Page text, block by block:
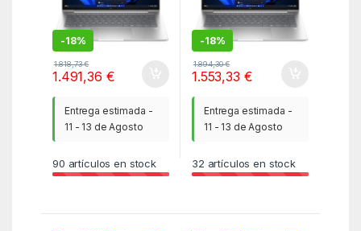
-18%
1.818,73€
1.491,36 €
Entrega estimada -
11 - 13 de Agosto
90 artículos en stock
-18%
1.894,30€
1.553,33 €
Entrega estimada -
11 - 13 de Agosto
32 artículos en stock